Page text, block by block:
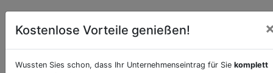
Kostenlose Vorteile genießen!
Wussten Sies schon, dass Ihr Unternehmenseintrag für Sie komplett